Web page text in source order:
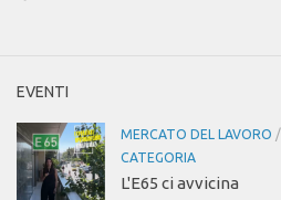
EVENTI
MERCATO DEL LAVORO /
CATEGORIA
L'E65 ci avvicina